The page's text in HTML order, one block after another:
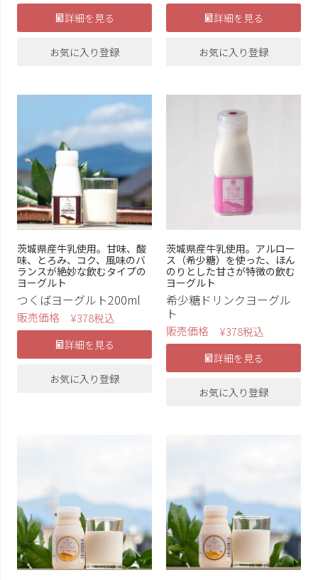
詳細を見る
お気に入り登録
詳細を見る
お気に入り登録
茨城県産牛乳使用。甘味、酸
味、とろみ、コク、風味のバ
ランスが絶妙な飲むタイプの
ヨーグルト
つくばヨーグルト200ml
販売価格 ¥378税込
詳細を見る
お気に入り登録
茨城県産牛乳使用。アルロー
ス（希少糖）を使った、ほん
のりとした甘さが特徴の飲む
ヨーグルト
希少糖ドリンクヨーグル
ト
販売価格 ¥378税込
詳細を見る
お気に入り登録